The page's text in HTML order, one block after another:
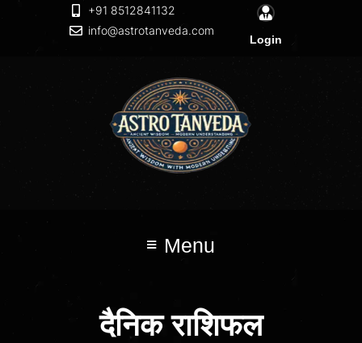
+91 8512841132
info@astrotanveda.com
Login
Menu
दैनिक राशिफल